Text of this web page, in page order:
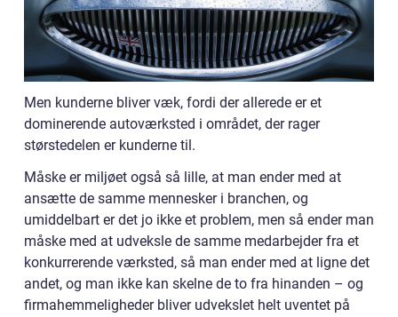
Men kunderne bliver væk, fordi der allerede er et
dominerende autoværksted i området, der rager
størstedelen er kunderne til.
Måske er miljøet også så lille, at man ender med at
ansætte de samme mennesker i branchen, og
umiddelbart er det jo ikke et problem, men så ender man
måske med at udveksle de samme medarbejder fra et
konkurrerende værksted, så man ender med at ligne det
andet, og man ikke kan skelne de to fra hinanden – og
firmahemmeligheder bliver udvekslet helt uventet på